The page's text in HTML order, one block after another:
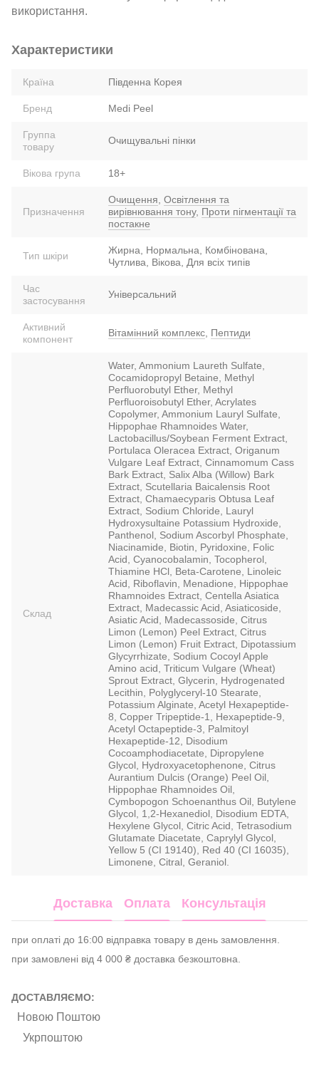
використання.
Характеристики
Країна Південна Корея
Бренд Medi Peel
Группа
товару
Очищувальні пінки
Вікова група 18+
Призначення
Очищення Освітлення та
вирівнювання тону, Проти пігментації та
постакне
Тип шкіри
Жирна, Нормальна, Комбінована,
Чутлива, Вікова, Для всіх типів
Час
застосування
Універсальний
Активний
компонент
Вітамінний комплекс Пептиди
Склад
Water, Ammonium Laureth Sulfate,
Cocamidopropyl Betaine, Methyl
Perfluorobutyl Ether, Methyl
Perfluoroisobutyl Ether, Acrylates
Copolymer, Ammonium Lauryl Sulfate,
Hippophae Rhamnoides Water,
Lactobacillus/Soybean Ferment Extract,
Portulaca Oleracea Extract, Origanum
Vulgare Leaf Extract, Cinnamomum Cass
Bark Extract, Salix Alba (Willow) Bark
Extract, Scutellaria Baicalensis Root
Extract, Chamaecyparis Obtusa Leaf
Extract, Sodium Chloride, Lauryl
Hydroxysultaine Potassium Hydroxide,
Panthenol, Sodium Ascorbyl Phosphate,
Niacinamide, Biotin, Pyridoxine, Folic
Acid, Cyanocobalamin, Tocopherol,
Thiamine HCl, Beta-Carotene, Linoleic
Acid, Riboflavin, Menadione, Hippophae
Rhamnoides Extract, Centella Asiatica
Extract, Madecassic Acid, Asiaticoside,
Asiatic Acid, Madecassoside, Citrus
Limon (Lemon) Peel Extract, Citrus
Limon (Lemon) Fruit Extract, Dipotassium
Glycyrrhizate, Sodium Cocoyl Apple
Amino acid, Triticum Vulgare (Wheat)
Sprout Extract, Glycerin, Hydrogenated
Lecithin, Polyglyceryl-10 Stearate,
Potassium Alginate, Acetyl Hexapeptide-
8, Copper Tripeptide-1, Hexapeptide-9,
Acetyl Octapeptide-3, Palmitoyl
Hexapeptide-12, Disodium
Cocoamphodiacetate, Dipropylene
Glycol, Hydroxyacetophenone, Citrus
Aurantium Dulcis (Orange) Peel Oil,
Hippophae Rhamnoides Oil,
Cymbopogon Schoenanthus Oil, Butylene
Glycol, 1,2-Hexanediol, Disodium EDTA,
Hexylene Glycol, Citric Acid, Tetrasodium
Glutamate Diacetate, Caprylyl Glycol,
Yellow 5 (CI 19140), Red 40 (CI 16035),
Limonene, Citral, Geraniol.
Доставка Оплата Консультація
при оплаті до 16:00 відправка товару в день замовлення.
при замовлені від 4 000 ₴ доставка безкоштовна.
ДОСТАВЛЯЄМО:
Новою Поштою
Укрпоштою